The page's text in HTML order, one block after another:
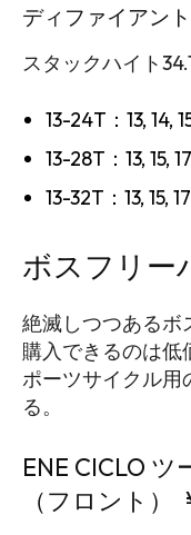
ディファイアン
スタックハイト
13-24T：13, 14,
13-28T：13, 15,
13-32T：13, 15,
ボスフリー
絶滅しつつあるボ
購入できるのは低
ポーツサイクル用
る。
ENE CICLO
（フロント）